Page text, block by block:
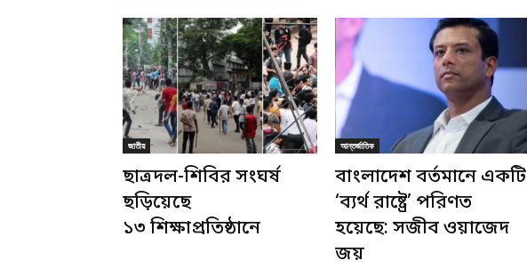
জাতীয়
ছাত্রদল-শিবির সংঘর্ষ
ছড়িয়েছে
১৩ শিক্ষাপ্রতিষ্ঠানে
আন্তর্জাতিক
বাংলাদেশ বর্তমানে একটি
‘ব্যর্থ রাষ্ট্রে’ পরিণত
হয়েছে: সজীব ওয়াজেদ
জয়